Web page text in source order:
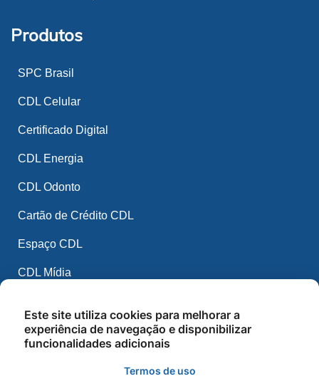
Produtos
SPC Brasil
CDL Celular
Certificado Digital
CDL Energia
CDL Odonto
Cartão de Crédito CDL
Espaço CDL
CDL Mídia
Balcão de Empregos
Este site utiliza cookies para melhorar a
experiência de navegação e disponibilizar
funcionalidades adicionais
Termos de uso